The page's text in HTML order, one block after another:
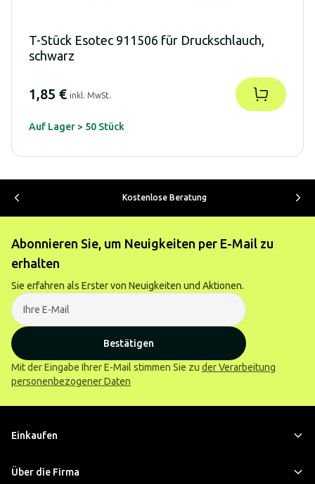
T-Stück Esotec 911506 für Druckschlauch,
schwarz
1,85 € inkl. MwSt.
Auf Lager > 50 Stück
Kostenlose Beratung
Abonnieren Sie, um Neuigkeiten per E-Mail zu
erhalten
Sie erfahren als Erster von Neuigkeiten und Aktionen.
Bestätigen
Mit der Eingabe Ihrer E-Mail stimmen Sie zu der Verarbeitung
personenbezogener Daten
Einkaufen
Über die Firma